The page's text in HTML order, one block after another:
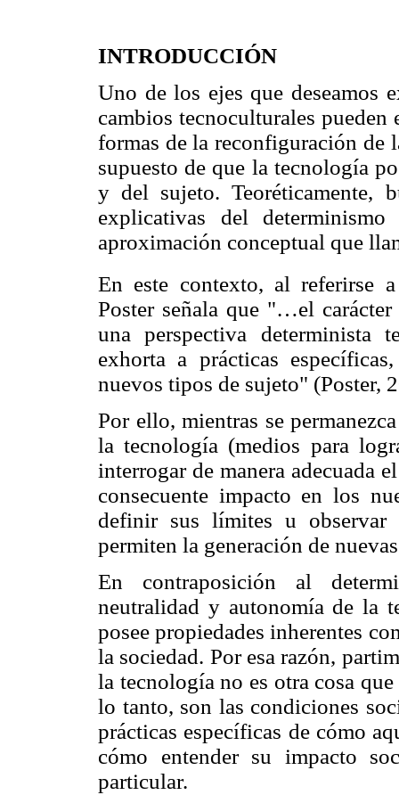
INTRODUCCIÓN
Uno de los ejes que deseamos
cambios tecnoculturales pueden
formas de la reconfiguración de
supuesto de que la tecnología
y del sujeto. Teoréticamente,
explicativas del
aproximación conceptual que
En este contexto, al referirse
Poster señala que "…el
una perspectiva determinista
exhorta a prácticas
nuevos tipos de sujeto" (Poster,
Por ello, mientras se
la tecnología (medios para
interrogar de manera adecuada
consecuente impacto en los
definir sus límites u observar
permiten la generación de
En contraposición al
neutralidad y autonomía de la
posee propiedades inherentes
la sociedad. Por esa razón,
la tecnología no es otra cosa
lo tanto, son las condiciones
prácticas específicas de cómo
cómo entender su impacto
particular.